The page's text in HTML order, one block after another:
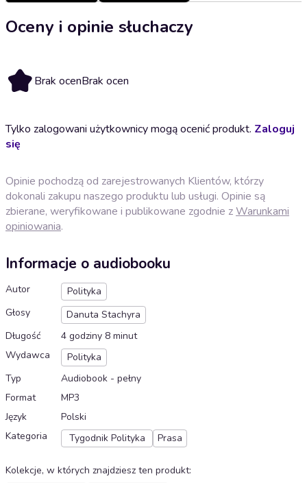
Oceny i opinie słuchaczy
Brak ocenBrak ocen
Tylko zalogowani użytkownicy mogą ocenić produkt. Zaloguj
się
Opinie pochodzą od zarejestrowanych Klientów, którzy
dokonali zakupu naszego produktu lub usługi. Opinie są
zbierane, weryfikowane i publikowane zgodnie zWarunkami
opiniowania.
Informacje o audiobooku
Autor
Polityka
Głosy
Danuta Stachyra
Długość
4 godziny 8 minut
Wydawca
Polityka
Typ
Audiobook - pełny
Format
MP3
Język
Polski
Kategoria
Tygodnik Polityka Prasa
Kolekcje, w których znajdziesz ten produkt: